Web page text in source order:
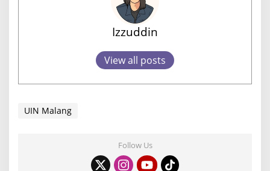
Izzuddin
View all posts
UIN Malang
Follow Us